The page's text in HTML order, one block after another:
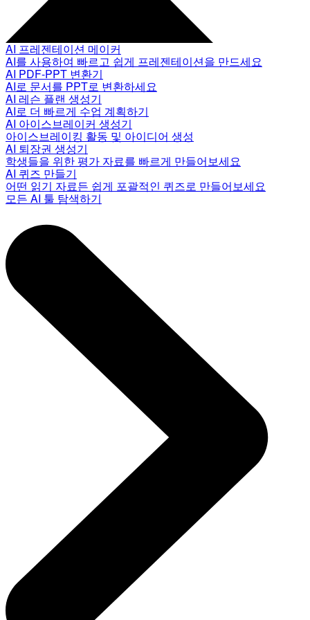
AI 프레젠테이션 메이커
AI를 사용하여 빠르고 쉽게 프레젠테이션을 만드세요
AI PDF-PPT 변환기
AI로 문서를 PPT로 변환하세요
AI 레슨 플랜 생성기
AI로 더 빠르게 수업 계획하기
AI 아이스브레이커 생성기
아이스브레이킹 활동 및 아이디어 생성
AI 퇴장권 생성기
학생들을 위한 평가 자료를 빠르게 만들어보세요
AI 퀴즈 만들기
어떤 읽기 자료든 쉽게 포괄적인 퀴즈로 만들어보세요
모든 AI 툴 탐색하기